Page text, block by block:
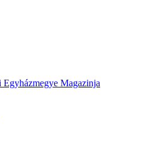
Egyházmegye Magazinja